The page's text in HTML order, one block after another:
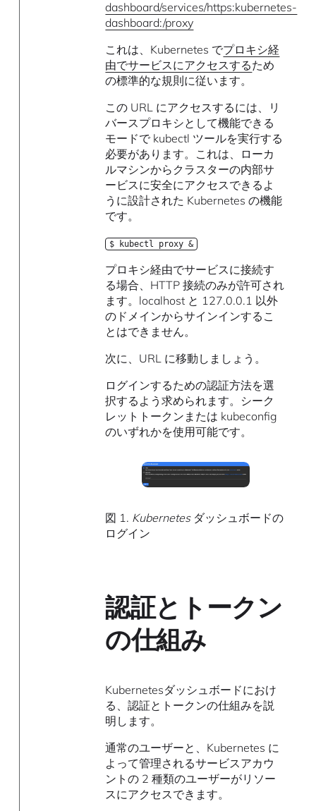
dashboard/services/https:kubernetes-
dashboard:/proxy
これは、Kubernetes でプロキシ経
由でサービスにアクセスするため
の標準的な規則に従います。
この URL にアクセスするには、リ
バースプロキシとして機能できる
モードで kubectl ツールを実行する
必要があります。これは、ローカ
ルマシンからクラスターの内部サ
ービスに安全にアクセスできるよ
うに設計された Kubernetes の機能
です。
$ kubectl proxy &
プロキシ経由でサービスに接続す
る場合、HTTP 接続のみが許可され
ます。localhost と 127.0.0.1 以外
のドメインからサインインするこ
とはできません。
次に、URL に移動しましょう。
ログインするための認証方法を選
択するよう求められます。シーク
レットトークンまたは kubeconfig
のいずれかを使用可能です。
図 1. Kubernetes ダッシュボードの
ログイン
認証とトークン
の仕組み
Kubernetesダッシュボードにおけ
る、認証とトークンの仕組みを説
明します。
通常のユーザーと、Kubernetes に
よって管理されるサービスアカウ
ントの 2 種類のユーザーがリソー
スにアクセスできます。